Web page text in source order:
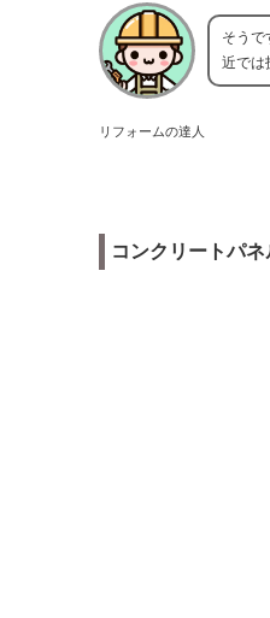
リフォームの達人
そうで
近では
コンクリートパ